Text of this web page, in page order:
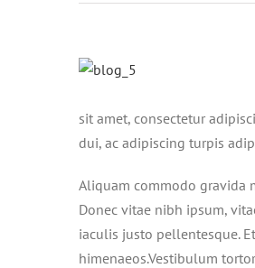
sit amet, consectetur
dui, ac adipiscing turpis
Aliquam commodo gravida
Donec vitae nibh ipsum,
iaculis justo pellentesque.
himenaeos.Vestibulum